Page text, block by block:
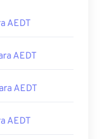
AEDT
AEDT
AEDT
AEDT